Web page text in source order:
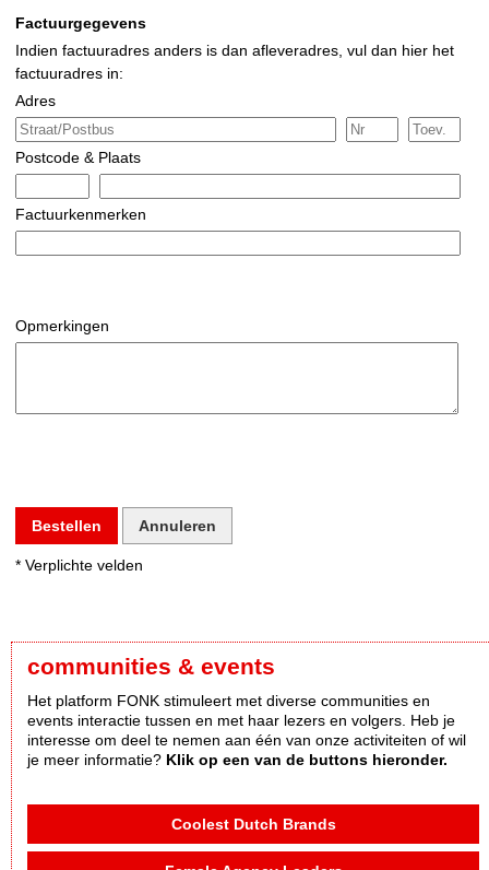
Factuurgegevens
Indien factuuradres anders is dan afleveradres, vul dan hier het
factuuradres in:
Adres
Postcode & Plaats
Factuurkenmerken
Opmerkingen
Bestellen Annuleren
* Verplichte velden
communities & events
Het platform FONK stimuleert met diverse communities en
events interactie tussen en met haar lezers en volgers. Heb je
interesse om deel te nemen aan één van onze activiteiten of wil
je meer informatie? Klik op een van de buttons hieronder.
Coolest Dutch Brands